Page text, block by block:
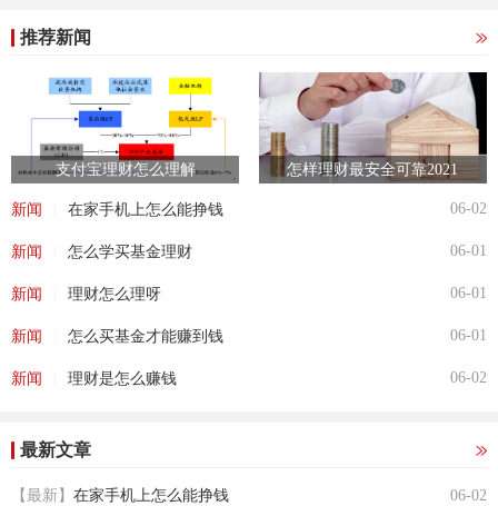
推荐新闻
支付宝理财怎么理解 怎样理财最安全可靠2021
新闻 在家手机上怎么能挣钱 06-02
新闻 怎么学买基金理财 06-01
新闻 理财怎么理呀 06-01
新闻 怎么买基金才能赚到钱 06-01
新闻 理财是怎么赚钱 06-02
最新文章
【最新】 在家手机上怎么能挣钱 06-02